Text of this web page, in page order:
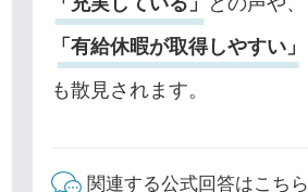
「有給休暇が取得しやすい」
も散見されます。
関連する公式回答はこちら